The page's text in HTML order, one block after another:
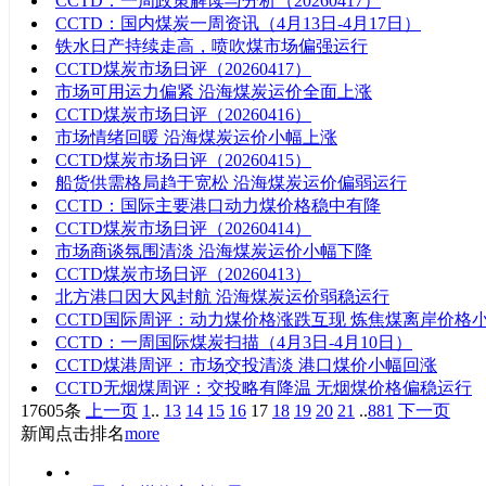
CCTD：国内煤炭一周资讯（4月13日-4月17日）
铁水日产持续走高，喷吹煤市场偏强运行
CCTD煤炭市场日评（20260417）
市场可用运力偏紧 沿海煤炭运价全面上涨
CCTD煤炭市场日评（20260416）
市场情绪回暖 沿海煤炭运价小幅上涨
CCTD煤炭市场日评（20260415）
船货供需格局趋于宽松 沿海煤炭运价偏弱运行
CCTD：国际主要港口动力煤价格稳中有降
CCTD煤炭市场日评（20260414）
市场商谈氛围清淡 沿海煤炭运价小幅下降
CCTD煤炭市场日评（20260413）
北方港口因大风封航 沿海煤炭运价弱稳运行
CCTD国际周评：动力煤价格涨跌互现 炼焦煤离岸价格
CCTD：一周国际煤炭扫描（4月3日-4月10日）
CCTD煤港周评：市场交投清淡 港口煤价小幅回涨
CCTD无烟煤周评：交投略有降温 无烟煤价格偏稳运行
17605条
上一页 1 .. 13 14 15 16 17 18 19 20 21 ..881 下一页
新闻点击排名more
•